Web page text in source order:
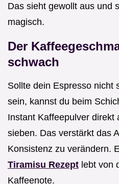
Das sieht gewollt aus und
magisch.
Der
schwach
Sollte dein Espresso nicht
sein, kannst du beim
Instant Kaffeepulver direkt
sieben. Das verstärkt das
Konsistenz zu verändern.
Tiramisu Rezept lebt von
Kaffeenote.